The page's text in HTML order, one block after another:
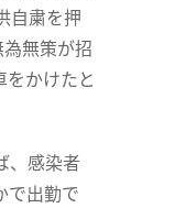
自粛を押
無策が招
かけたと
、感染者
で出勤で